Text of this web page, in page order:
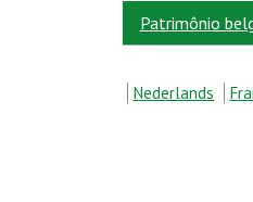
Patrimônio
Nederlands